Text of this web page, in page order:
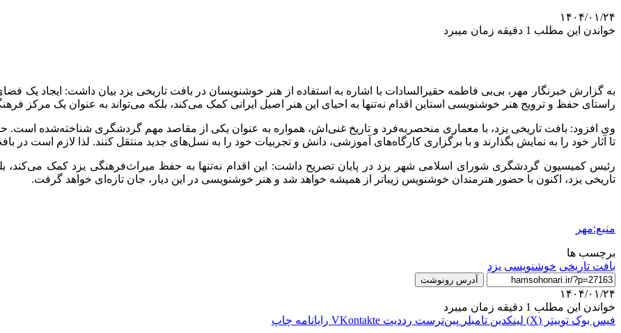
۱۴۰۴/۰۱/۲۴
خواندن این مطلب 1 دقیقه زمان میبرد
به گزارش خبرنگار مهر، بی‌بی فاطمه حقیرالسادات با اشاره به استفاده از هنر خوشنویسان در بافت تاریخی یزد بیان داشت: ایجاد یک
راستای حفظ و ترویج هنر خوشنویسی استاین اقدام نه‌تنها به احیای این هنر اصیل ایرانی کمک می‌کند، بلکه می‌تواند به عنوان یک مرکز
وی افزود: بافت تاریخی یزد، با معماری منحصربه‌فرد و تاریخ غنی‌اش، همواره به عنوان یکی از مقاصد مهم گردشگری شناخته‌شده است.
تا آثار خود را به نمایش بگذارند و با برگزاری کارگاه‌های آموزشی، دانش و تجربیات خود را به نسل‌های جدید منتقل کنند. لذا لازم است
رئیس کمیسیون گردشگری شورای اسلامی شهر یزد در پایان تصریح داشت: این اقدام نه‌تنها به حفظ میراث‌فرهنگی یزد کمک
تاریخی یزد، اکنون با حضور هنرمندان خوشنویس زیباتر از همیشه خواهد شد و هنر خوشنویسی در این دیار، جان تازه‌ای خواهد گرفت.
منبع:مهر
برچسب ها
بافت تاریخی خوشنویسی یزد
آدرس رونوشت
۱۴۰۴/۰۱/۲۴
خواندن این مطلب 1 دقیقه زمان میبرد
فیس بوک توییتر (X) لینکدین ‫تامبلر ‫پین‌ترست ‫رددیت ‫VKontakte رایانامه چاپ